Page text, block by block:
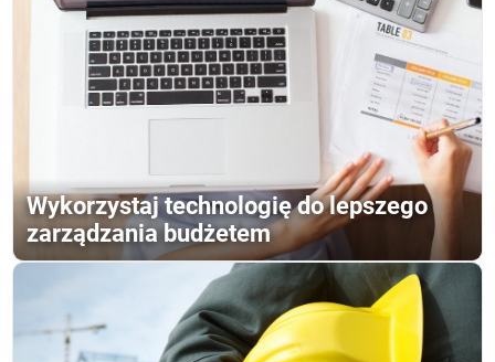
Wykorzystaj technologię do lepszego
zarządzania budżetem